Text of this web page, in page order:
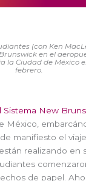
(con Ken
en el
la Ciudad de México
febrero.
Sistema New
México,
manifiesto el
realizando en
de papel.